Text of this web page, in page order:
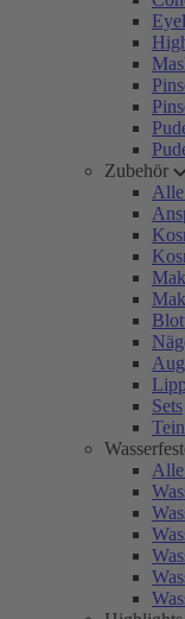
Zubehör
Alle
Sets
Alle